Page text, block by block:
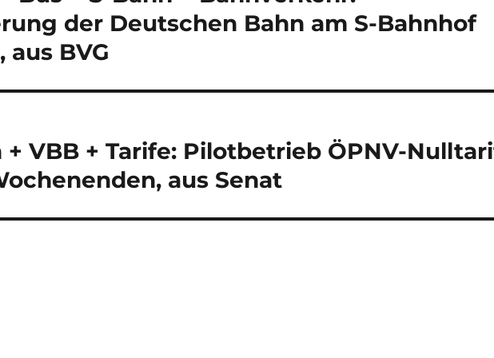
der Deutschen Bahn am S-Bahnhof
aus BVG
+ VBB + Tarife: Pilotbetrieb ÖPNV-
aus Senat